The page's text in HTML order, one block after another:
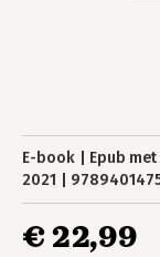
E-book Epub
2021
€ 22,99